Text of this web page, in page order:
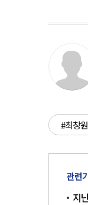
#최창원
관련
지